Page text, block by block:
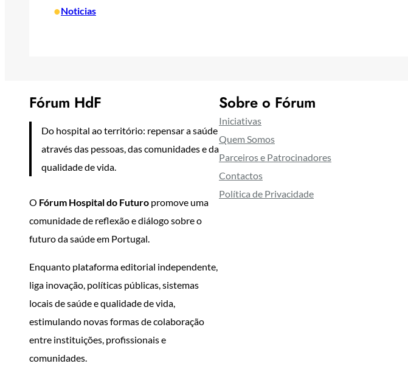
•Noticias
Fórum HdF
Do hospital ao território: repensar a saúde
através das pessoas, das comunidades e da
qualidade de vida.
O Fórum Hospital do Futuro promove uma
comunidade de reflexão e diálogo sobre o
futuro da saúde em Portugal.
Enquanto plataforma editorial independente,
liga inovação, políticas públicas, sistemas
locais de saúde e qualidade de vida,
estimulando novas formas de colaboração
entre instituições, profissionais e
comunidades.
Sobre o Fórum
Iniciativas
Quem Somos
Parceiros e Patrocinadores
Contactos
Política de Privacidade